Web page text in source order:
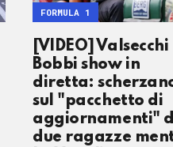
[VIDEO] Valsecchi
Bobbi show in
diretta:
sul "pacchetto di
aggiornamenti"
due ragazze
FORMULA 1